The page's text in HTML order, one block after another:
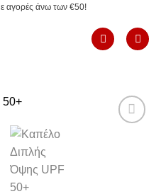
αγορές άνω των €50!